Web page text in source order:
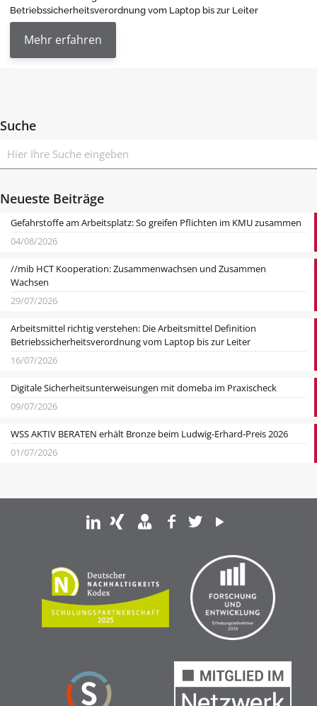
Betriebssicherheitsverordnung vom Laptop bis zur Leiter
Mehr erfahren
Suche
Neueste Beiträge
Gefahrstoffe am Arbeitsplatz: So greifen Pflichten im KMU zusammen
04/08/2026
//mib HCT Kooperation: Zusammenwachsen und Zusammen
Wachsen
29/07/2026
Arbeitsmittel richtig verstehen: Die Arbeitsmittel Definition
Betriebssicherheitsverordnung vom Laptop bis zur Leiter
16/07/2026
Digitale Sicherheitsunterweisungen mit domeba im Praxischeck
09/07/2026
WSS AKTIV BERATEN erhält Bronze beim Ludwig-Erhard-Preis 2026
01/07/2026